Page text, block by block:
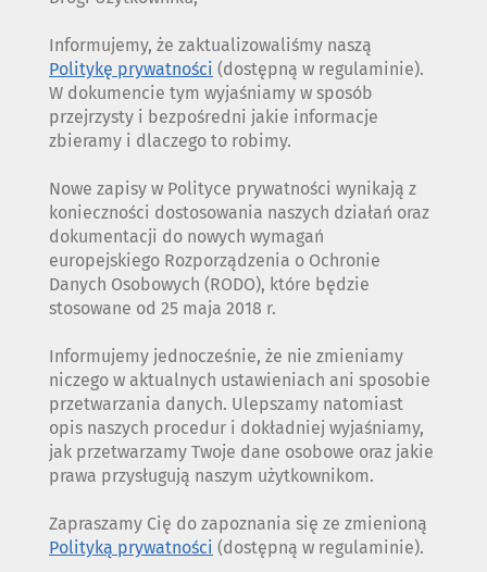
Informujemy, że zaktualizowaliśmy naszą
Politykę prywatności (dostępną w regulaminie).
W dokumencie tym wyjaśniamy w sposób
przejrzysty i bezpośredni jakie informacje
zbieramy i dlaczego to robimy.
Nowe zapisy w Polityce prywatności wynikają z
konieczności dostosowania naszych działań oraz
dokumentacji do nowych wymagań
europejskiego Rozporządzenia o Ochronie
Danych Osobowych (RODO), które będzie
stosowane od 25 maja 2018 r.
Informujemy jednocześnie, że nie zmieniamy
niczego w aktualnych ustawieniach ani sposobie
przetwarzania danych. Ulepszamy natomiast
opis naszych procedur i dokładniej wyjaśniamy,
jak przetwarzamy Twoje dane osobowe oraz jakie
prawa przysługują naszym użytkownikom.
Zapraszamy Cię do zapoznania się ze zmienioną
Polityką prywatności (dostępną w regulaminie).